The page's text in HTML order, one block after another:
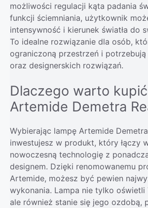
możliwości regulacji kąta padania
funkcji ściemniania, użytkownik
intensywność i kierunek światła do
To idealne rozwiązanie dla osób,
ograniczoną przestrzeń i
oraz designerskich rozwiązań.
Dlaczego warto
Artemide Demetra
Wybierając lampę Artemide
inwestujesz w produkt, który łączy
nowoczesną technologię z
designem. Dzięki renomowanemu
Artemide, możesz być pewien
wykonania. Lampa nie tylko oświetli
ale również stanie się jego ozdobą,